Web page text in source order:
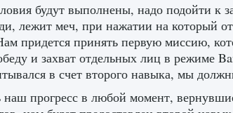
будут выполнены, надо подойти
лежит меч, при нажатии на который
придется принять первую миссию,
и захват отдельных лиц в режиме
в счет второго навыка, мы
прогресс в любой момент,